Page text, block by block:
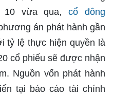
10 vừa qua,cổ đông
án phát hành gần
tỷ lệ thực hiện quyền là
cổ phiếu sẽ được nhận
Nguồn vốn phát hành
tại báo cáo tài chính